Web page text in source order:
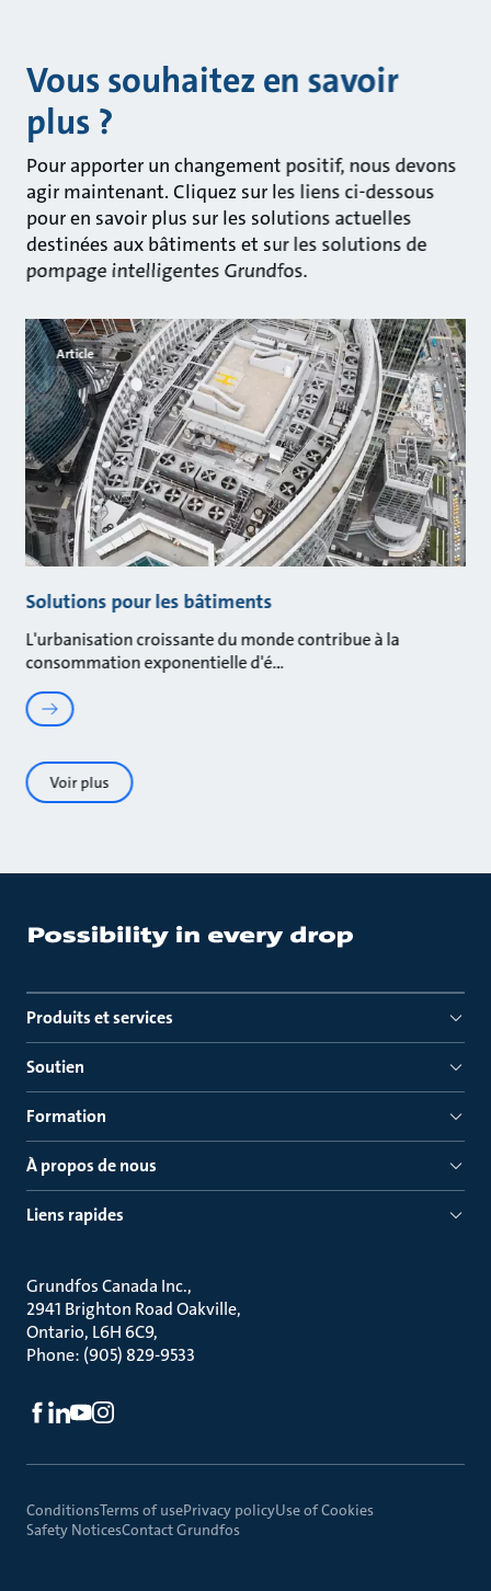
Vous souhaitez en savoir
plus ?
Pour apporter un changement positif, nous devons
agir maintenant. Cliquez sur les liens ci-dessous
pour en savoir plus sur les solutions actuelles
destinées aux bâtiments et sur les solutions de
pompage intelligentes Grundfos.
Article
Solutions pour les bâtiments
L'urbanisation croissante du monde contribue à la
consommation exponentielle d'é
Voir plus
Produits et services
Soutien
Formation
À propos de nous
Liens rapides
Grundfos Canada Inc.
2941 Brighton Road Oakville
Ontario, L6H 6C9
Phone: (905) 829-9533
ConditionsTerms of usePrivacy policyUse of Cookies
Safety NoticesContact Grundfos